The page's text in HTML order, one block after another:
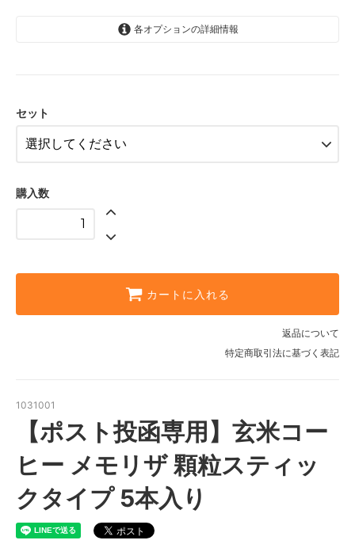
各オプションの詳細情報
10個セット（10％OFF 3510円 1袋
セット
購入数
カートに入れる
返品について
特定商取引法に基づく表記
1031001
【ポスト投函専用】玄米コー
ヒー メモリザ 顆粒スティッ
クタイプ 5本入り